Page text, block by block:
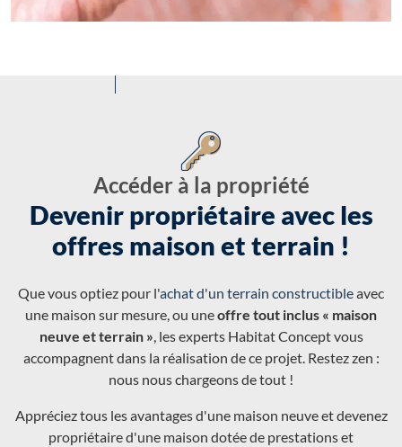
Accéder à la propriété
Devenir propriétaire avec les
offres maison et terrain !
Que vous optiez pour l'achat d'un terrain constructibleavec
une maison sur mesure, ou uneoffre tout inclus « maison
neuve et terrain », les experts Habitat Concept vous
accompagnent dans la réalisation de ce projet. Restez zen :
nous nous chargeons de tout !
Appréciez tous les avantages d'une maison neuve et devenez
propriétaire d'une maison dotée de prestations et